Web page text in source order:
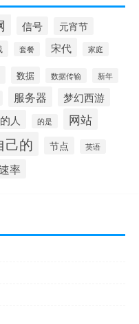
信号 元宵节
套餐 宋代 家庭
数据 数据传输 新年
服务器 梦幻西游
的人 的是 网站
己的 节点 英语
率